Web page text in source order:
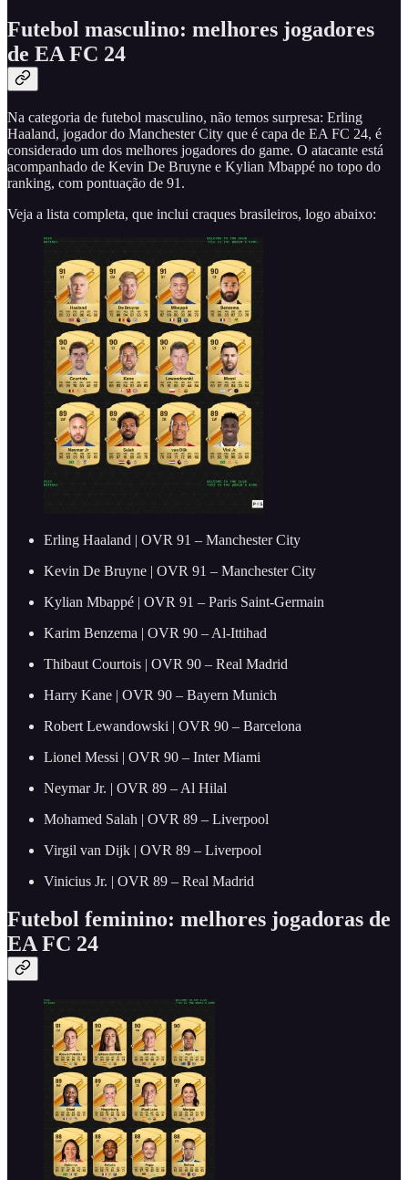
Futebol masculino: melhores jogadores
de EA FC 24
Na categoria de futebol masculino, não temos surpresa: Erling
Haaland, jogador do Manchester City que é capa de EA FC 24, é
considerado um dos melhores jogadores do game. O atacante está
acompanhado de Kevin De Bruyne e Kylian Mbappé no topo do
ranking, com pontuação de 91.
Veja a lista completa, que inclui craques brasileiros, logo abaixo:
Erling Haaland | OVR 91 – Manchester City
Kevin De Bruyne | OVR 91 – Manchester City
Kylian Mbappé | OVR 91 – Paris Saint-Germain
Karim Benzema | OVR 90 – Al-Ittihad
Thibaut Courtois | OVR 90 – Real Madrid
Harry Kane | OVR 90 – Bayern Munich
Robert Lewandowski | OVR 90 – Barcelona
Lionel Messi | OVR 90 – Inter Miami
Neymar Jr. | OVR 89 – Al Hilal
Mohamed Salah | OVR 89 – Liverpool
Virgil van Dijk | OVR 89 – Liverpool
Vinicius Jr. | OVR 89 – Real Madrid
Futebol feminino: melhores jogadoras de
EA FC 24